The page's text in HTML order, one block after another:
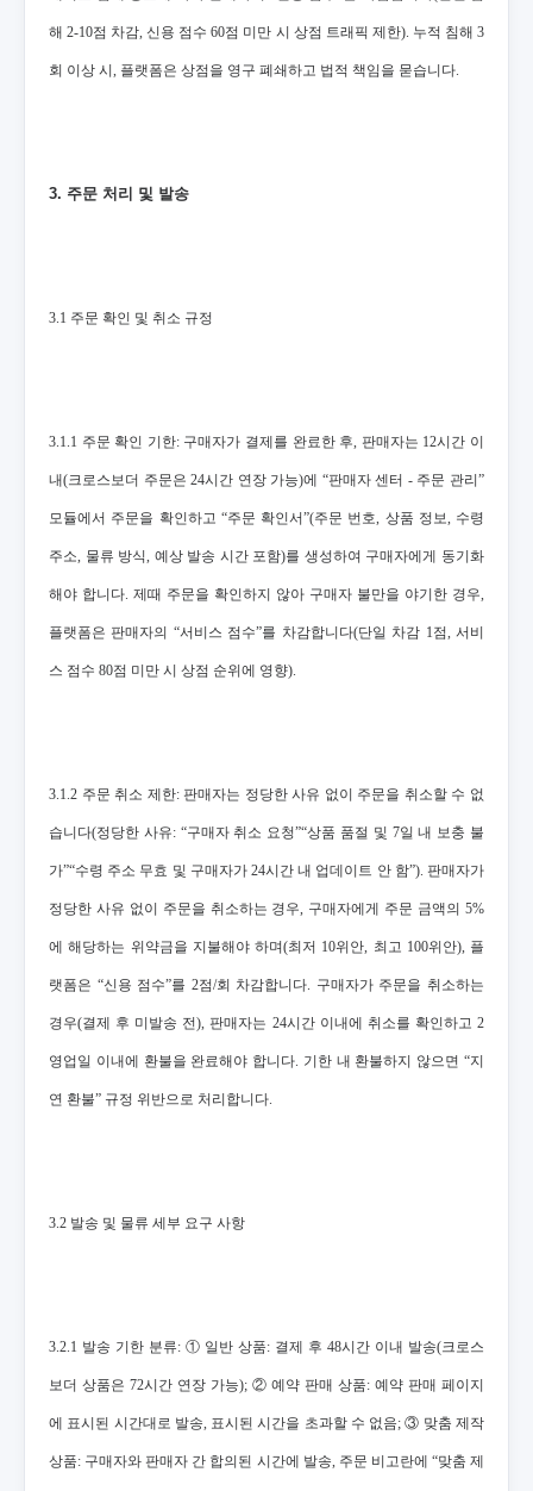
해 2-10점 차감, 신용 점수 60점 미만 시 상점 트래픽 제한). 누적 침해 3
회 이상 시, 플랫폼은 상점을 영구 폐쇄하고 법적 책임을 묻습니다.
3. 주문 처리 및 발송
3.1 주문 확인 및 취소 규정
3.1.1 주문 확인 기한: 구매자가 결제를 완료한 후, 판매자는 12시간 이
내(크로스보더 주문은 24시간 연장 가능)에 “판매자 센터 - 주문 관리”
모듈에서 주문을 확인하고 “주문 확인서”(주문 번호, 상품 정보, 수령
주소, 물류 방식, 예상 발송 시간 포함)를 생성하여 구매자에게 동기화
해야 합니다. 제때 주문을 확인하지 않아 구매자 불만을 야기한 경우,
플랫폼은 판매자의 “서비스 점수”를 차감합니다(단일 차감 1점, 서비
스 점수 80점 미만 시 상점 순위에 영향).
3.1.2 주문 취소 제한: 판매자는 정당한 사유 없이 주문을 취소할 수 없
습니다(정당한 사유: “구매자 취소 요청”“상품 품절 및 7일 내 보충 불
가”“수령 주소 무효 및 구매자가 24시간 내 업데이트 안 함”). 판매자가
정당한 사유 없이 주문을 취소하는 경우, 구매자에게 주문 금액의 5%
에 해당하는 위약금을 지불해야 하며(최저 10위안, 최고 100위안), 플
랫폼은 “신용 점수”를 2점/회 차감합니다. 구매자가 주문을 취소하는
경우(결제 후 미발송 전), 판매자는 24시간 이내에 취소를 확인하고 2
영업일 이내에 환불을 완료해야 합니다. 기한 내 환불하지 않으면 “지
연 환불” 규정 위반으로 처리합니다.
3.2 발송 및 물류 세부 요구 사항
3.2.1 발송 기한 분류: ① 일반 상품: 결제 후 48시간 이내 발송(크로스
보더 상품은 72시간 연장 가능); ② 예약 판매 상품: 예약 판매 페이지
에 표시된 시간대로 발송, 표시된 시간을 초과할 수 없음; ③ 맞춤 제작
상품: 구매자와 판매자 간 합의된 시간에 발송, 주문 비고란에 “맞춤 제